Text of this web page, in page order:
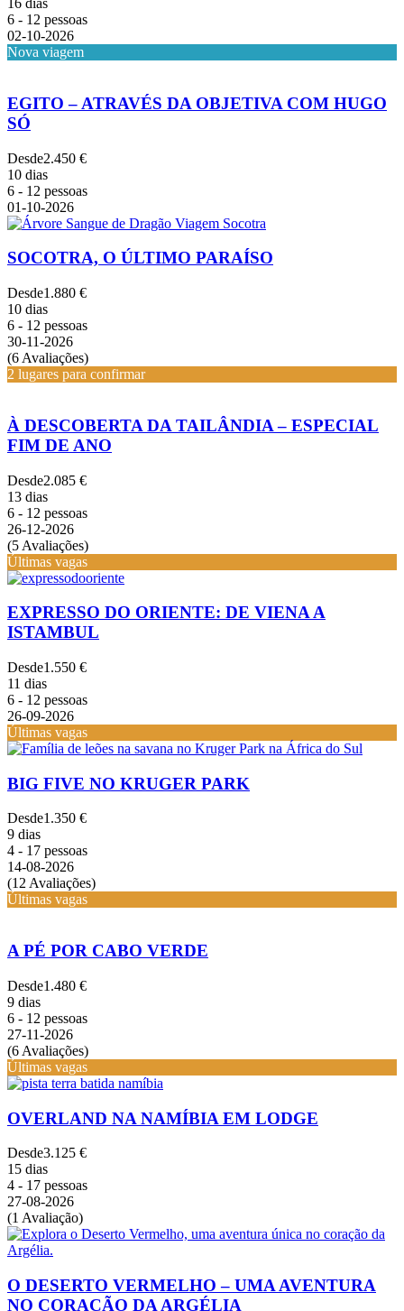
16 dias
6 - 12 pessoas
02-10-2026
Nova viagem
EGITO – ATRAVÉS DA OBJETIVA COM HUGO
SÓ
Desde2.450 €
10 dias
6 - 12 pessoas
01-10-2026
SOCOTRA, O ÚLTIMO PARAÍSO
Desde1.880 €
10 dias
6 - 12 pessoas
30-11-2026
(6 Avaliações)
2 lugares para confirmar
À DESCOBERTA DA TAILÂNDIA – ESPECIAL
FIM DE ANO
Desde2.085 €
13 dias
6 - 12 pessoas
26-12-2026
(5 Avaliações)
Últimas vagas
EXPRESSO DO ORIENTE: DE VIENA A
ISTAMBUL
Desde1.550 €
11 dias
6 - 12 pessoas
26-09-2026
Últimas vagas
BIG FIVE NO KRUGER PARK
Desde1.350 €
9 dias
4 - 17 pessoas
14-08-2026
(12 Avaliações)
Últimas vagas
A PÉ POR CABO VERDE
Desde1.480 €
9 dias
6 - 12 pessoas
27-11-2026
(6 Avaliações)
Últimas vagas
OVERLAND NA NAMÍBIA EM LODGE
Desde3.125 €
15 dias
4 - 17 pessoas
27-08-2026
(1 Avaliação)
O DESERTO VERMELHO – UMA AVENTURA
NO CORAÇÃO DA ARGÉLIA